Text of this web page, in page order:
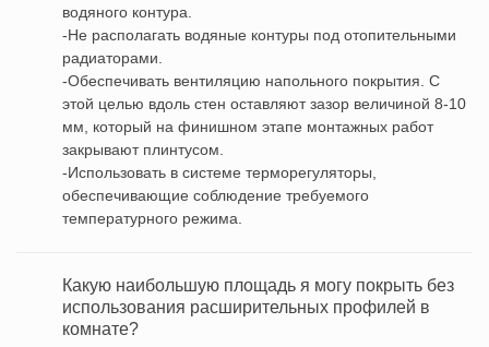
водяного контура.
-Не располагать водяные контуры под отопительными
радиаторами.
-Обеспечивать вентиляцию напольного покрытия. С
этой целью вдоль стен оставляют зазор величиной 8-10
мм, который на финишном этапе монтажных работ
закрывают плинтусом.
-Использовать в системе терморегуляторы,
обеспечивающие соблюдение требуемого
температурного режима.
Какую наибольшую площадь я могу покрыть без
использования расширительных профилей в
комнате?